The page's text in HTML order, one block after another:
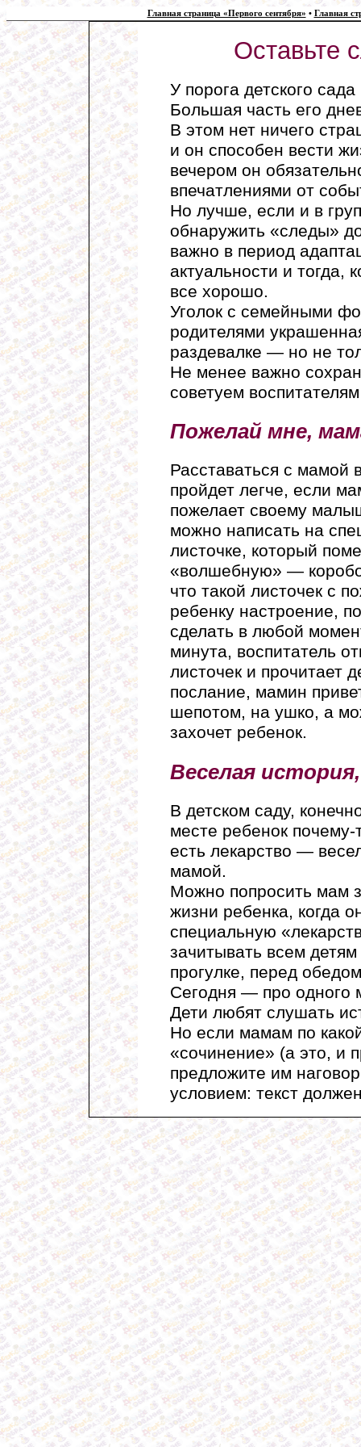
Главная страница «Первого сентября» • Главная
Оставьте
У порога детского
Большая часть его
В этом нет ничего
и он способен вести
вечером он
впечатлениями от
Но лучше, если и в
обнаружить «следы»
важно в период
актуальности и тогда,
все хорошо.
Уголок с семейными
родителями
раздевалке — но не
Не менее важно
советуем
Пожелай мне,
Расставаться с мамой
пройдет легче, если
пожелает своему
можно написать на
листочке, который
«волшебную» —
что такой листочек с
ребенку настроение,
сделать в любой
минута, воспитатель
листочек и прочитает
послание, мамин
шепотом, на ушко, а
захочет ребенок.
Веселая
В детском саду,
месте ребенок почему-
есть лекарство —
мамой.
Можно попросить мам
жизни ребенка, когда
специальную
зачитывать всем
прогулке, перед
Сегодня — про одного
Дети любят слушать
Но если мамам по
«сочинение» (а это, и
предложите им
условием: текст